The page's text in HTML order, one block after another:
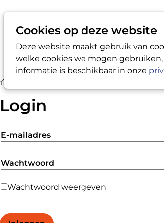
Cookies op deze website
Deze website maakt gebruik van
welke cookies we mogen
informatie is beschikbaar in onze
Login
E-mailadres
Wachtwoord
Wachtwoord weergeven